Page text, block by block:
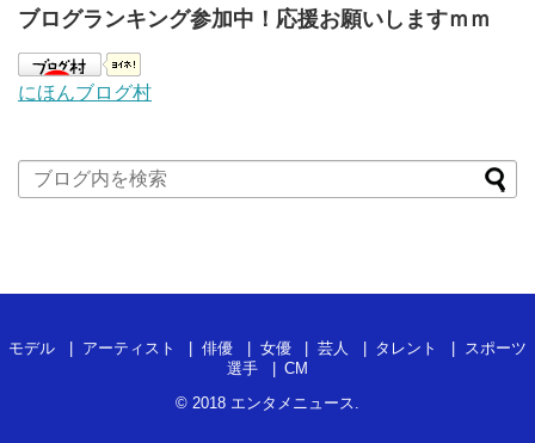
ブログランキング参加中！応援お願いしますｍｍ
にほんブログ村
モデル アーティスト 俳優 女優 芸人 タレント
スポーツ
選手
CM
© 2018 エンタメニュース.